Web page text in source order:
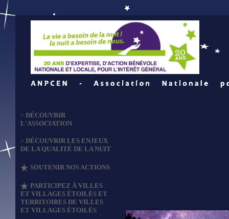
> DÉCOUVRIR
L'ASSOCIATION
> DÉCOUVRIR LES ENJEUX
DE LA QUALITÉ DE LA NUIT
SOUTENIR NOS ACTIONS
PARTICIPEZ À VILLES
ET VILLAGES ÉTOILÉS ET
TERRITOIRES DE VILLES
ET VILLAGES ÉTOILÉS